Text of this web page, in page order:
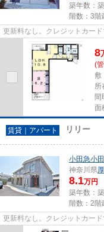
築年数：
階数：3階
更新料なし。クレジットカー
8
(
敷
所
間
面
賃貸｜アパート リリー
小田急小
神奈川県
8.1万円
築年数：
階数：2階
更新料なし。クレジットカー